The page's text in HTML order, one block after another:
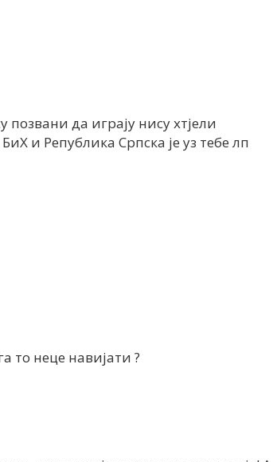
позвани да играју нису хтјели
и Република Српска је уз тебе лп
то неце навијати ?